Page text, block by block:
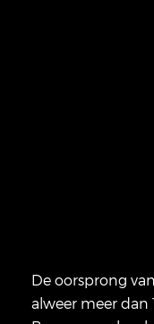
De oorsprong
alweer meer dan